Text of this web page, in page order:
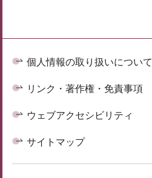
個人情報の取り扱いについて
リンク・著作権・免責事項
ウェブアクセシビリティ
サイトマップ